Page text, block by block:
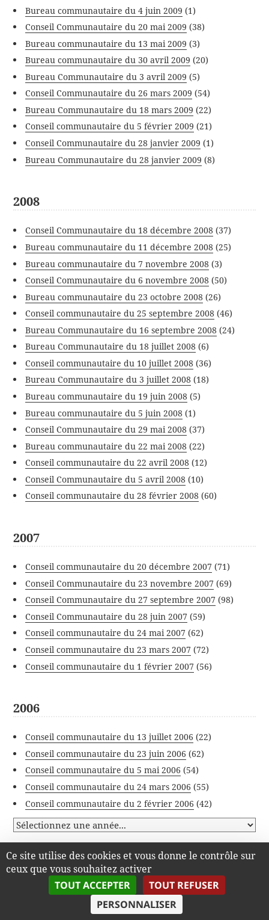
Bureau communautaire du 4 juin 2009 (1)
Conseil Communautaire du 20 mai 2009 (38)
Bureau communautaire du 13 mai 2009 (3)
Bureau communautaire du 30 avril 2009 (20)
Bureau Communautaire du 3 avril 2009 (5)
Conseil Communautaire du 26 mars 2009 (54)
Bureau Communautaire du 18 mars 2009 (22)
Conseil communautaire du 5 février 2009 (21)
Conseil Communautaire du 28 janvier 2009 (1)
Bureau Communautaire du 28 janvier 2009 (8)
2008
Conseil Communautaire du 18 décembre 2008 (37)
Bureau communautaire du 11 décembre 2008 (25)
Bureau communautaire du 7 novembre 2008 (3)
Conseil Communautaire du 6 novembre 2008 (50)
Bureau communautaire du 23 octobre 2008 (26)
Conseil communautaire du 25 septembre 2008 (46)
Bureau Communautaire du 16 septembre 2008 (24)
Bureau Communautaire du 18 juillet 2008 (6)
Conseil communautaire du 10 juillet 2008 (36)
Bureau Communautaire du 3 juillet 2008 (18)
Bureau communautaire du 19 juin 2008 (5)
Bureau communautaire du 5 juin 2008 (1)
Conseil Communautaire du 29 mai 2008 (37)
Bureau communautaire du 22 mai 2008 (22)
Conseil communautaire du 22 avril 2008 (12)
Conseil Communautaire du 5 avril 2008 (10)
Conseil communautaire du 28 février 2008 (60)
2007
Conseil communautaire du 20 décembre 2007 (71)
Conseil Communautaire du 23 novembre 2007 (69)
Conseil Communautaire du 27 septembre 2007 (98)
Conseil Communautaire du 28 juin 2007 (59)
Conseil communautaire du 24 mai 2007 (62)
Conseil communautaire du 23 mars 2007 (72)
Conseil communautaire du 1 février 2007 (56)
2006
Conseil communautaire du 13 juillet 2006 (22)
Conseil communautaire du 23 juin 2006 (62)
Conseil communautaire du 5 mai 2006 (54)
Conseil communautaire du 24 mars 2006 (55)
Conseil communautaire du 2 février 2006 (42)
DERNIÈRES ASSEMBLÉES
Ce site utilise des cookies et vous donne le contrôle sur
ceux que vous souhaitez activer
TOUT ACCEPTER
TOUT REFUSER
PERSONNALISER